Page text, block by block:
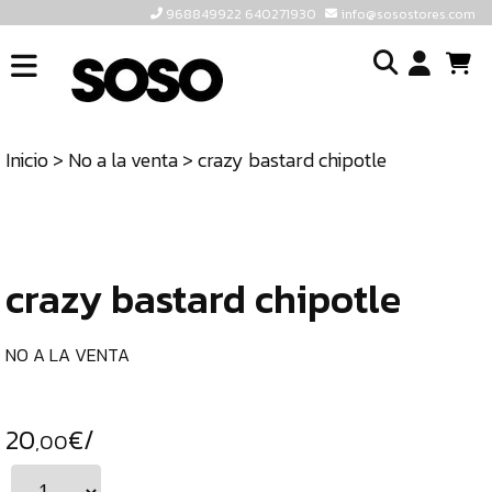
968849922 640271930 info@sosostores.com
INICIO
TIENDA
968849922
640271930
Inicio> No a la venta> crazy bastard chipotle
crazy bastard chipotle
NO A LA VENTA
20,00€/